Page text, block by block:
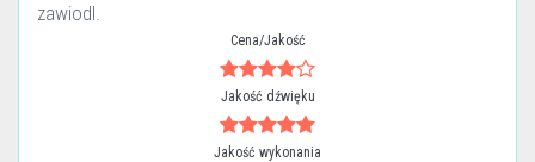
zawiodl.
Cena/Jakość
Jakość dźwięku
Jakość wykonania